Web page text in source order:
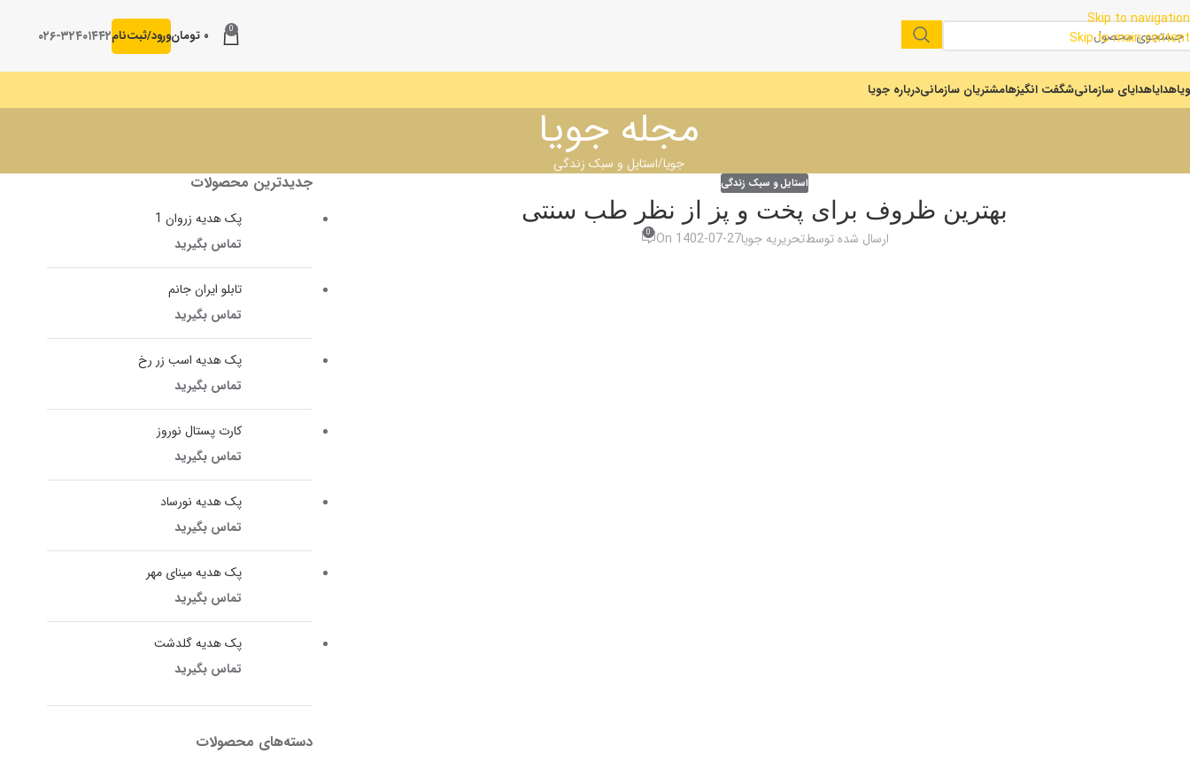
Skip to navigation
Skip to main content
0 ۰ تومانورود/ثبت‌نام۰۲۶-۳۲۴۰۱۴۴۲
هدایاهدایای سازمانیشگفت انگیزهامشتریان سازمانیدرباره جویا
مجله جویا
جویا استایل و سبک زندگی
استایل و سبک زندگی
بهترین ظروف برای پخت و پز از نظر طب سنتی
ارسال شده توسطتحریریه جویاOn 1402-07-27
0
جدیدترین محصولات
پک هدیه زروان 1
تماس بگیرید
تابلو ایران جانم
تماس بگیرید
پک هدیه اسب زر رخ
تماس بگیرید
کارت پستال نوروز
تماس بگیرید
پک هدیه نورساد
تماس بگیرید
پک هدیه مینای مهر
تماس بگیرید
پک هدیه گلدشت
تماس بگیرید
دسته‌های محصولات